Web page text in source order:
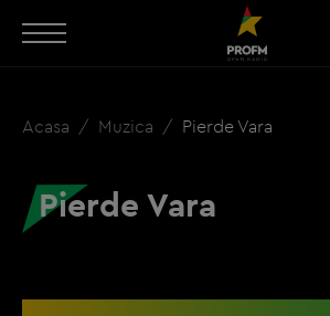
Acasa Muzica Pierde Vara
Pierde Vara